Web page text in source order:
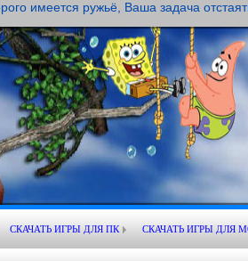
имеется ружьё, Ваша задача
СКАЧАТЬ ИГРЫ ДЛЯ ПК СКАЧАТЬ ИГРЫ ДЛЯ